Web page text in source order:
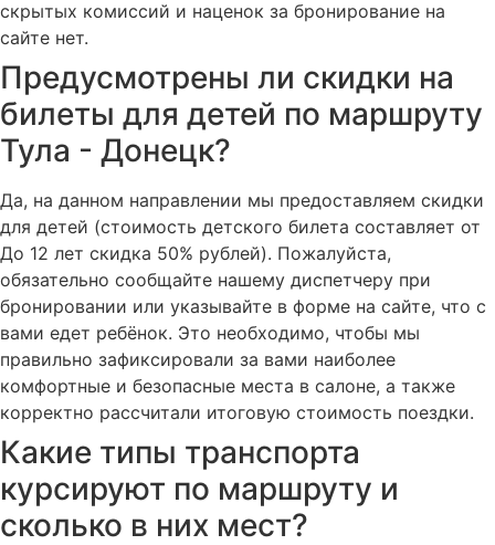
скрытых комиссий и наценок за бронирование на
сайте нет.
Предусмотрены ли скидки на
билеты для детей по маршруту
Тула - Донецк?
Да, на данном направлении мы предоставляем скидки
для детей (стоимость детского билета составляет от
До 12 лет скидка 50% рублей). Пожалуйста,
обязательно сообщайте нашему диспетчеру при
бронировании или указывайте в форме на сайте, что с
вами едет ребёнок. Это необходимо, чтобы мы
правильно зафиксировали за вами наиболее
комфортные и безопасные места в салоне, а также
корректно рассчитали итоговую стоимость поездки.
Какие типы транспорта
курсируют по маршруту и
сколько в них мест?